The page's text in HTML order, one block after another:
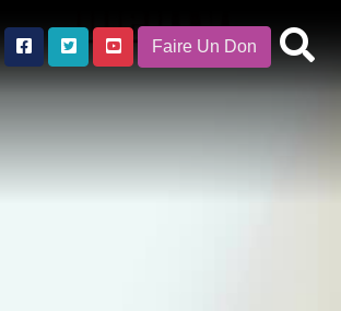
Faire Un Don